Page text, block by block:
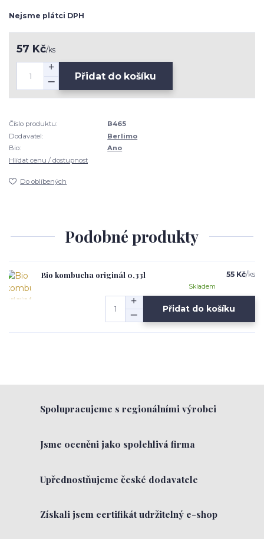
Nejsme plátci DPH
57 Kč/ks
Přidat do košíku
Číslo produktu:
B465
Dodavatel:
Berlimo
Bio:
Ano
Hlídat cenu / dostupnost
Do oblíbených
Podobné produkty
Bio kombucha originál 0,33l 55 Kč/ks
Skladem
Přidat do košíku
Spolupracujeme s regionálními výrobci
Jsme oceněni jako spolehlivá firma
Upřednostňujeme české dodavatele
Získali jsem certifikát udržitelný e-shop